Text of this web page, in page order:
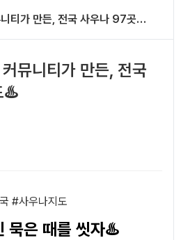
국내 최초 사우나 커뮤니티가 만든, 전국 사우나 97곳 지도♨️
뮤니티가 만든, 전국
♨️
#사우나지도
묵은 때를 씻자♨️